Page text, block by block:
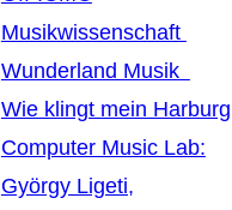
Musikwissenschaft
Wunderland Musik
Wie klingt mein Harburg
Computer Music Lab:
György Ligeti,